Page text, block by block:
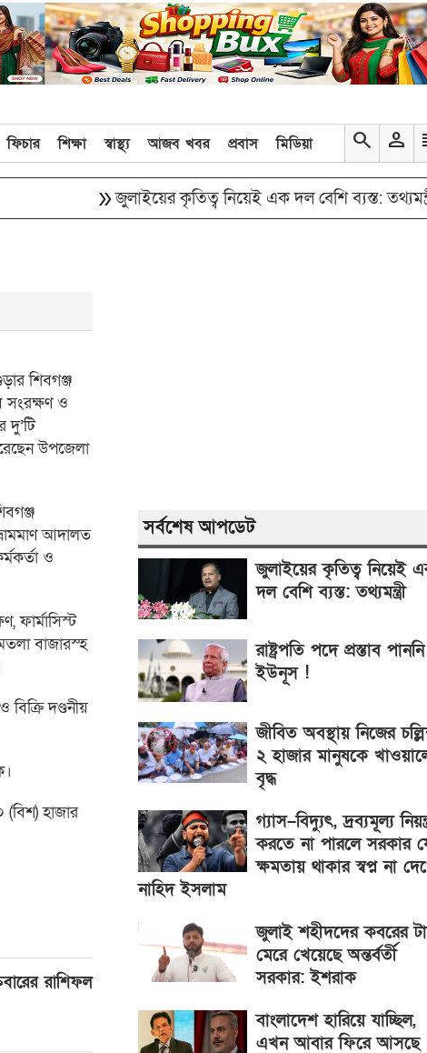
ফিচার শিক্ষা স্বাস্থ্য আজব খবর প্রবাস মিডিয়া search person
জুলাইয়ের কৃতিত্ব নিয়েই এক দল বেশি ব্যস্ত: তথ্যমন্ত্রী double_arrow
শিবগঞ্জ
সংরক্ষণ ও
দু’টি
উপজেলা
আদালত
ও
ফার্মাসিস্ট
বাজারস্হ
বিক্রি দণ্ডনীয়
হাজার
রাশিফল
সর্বশেষ আপডেট
জুলাইয়ের কৃতিত্ব নিয়েই
দল বেশি ব্যস্ত: তথ্যমন্ত্রী
রাষ্ট্রপতি পদে প্রস্তাব
ইউনূস !
জীবিত অবস্থায় নিজের
২ হাজার মানুষকে
বৃদ্ধ
গ্যাস–বিদ্যুৎ, দ্রব্যমূল্য
করতে না পারলে সরকার
ক্ষমতায় থাকার স্বপ্ন না
নাহিদ ইসলাম
জুলাই শহীদদের কবরের
মেরে খেয়েছে অন্তর্বর্তী
সরকার: ইশরাক
বাংলাদেশ হারিয়ে যাচ্ছিল,
এখন আবার ফিরে আসছে